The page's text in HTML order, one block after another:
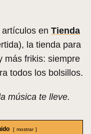
en Tienda
la tienda para
más frikis: siempre
todos los bolsillos.
música te lleve.
mostrar